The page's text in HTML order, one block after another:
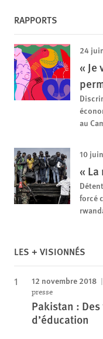
RAPPORTS
24
« Je
au
10
«
forcé
LES + VISIONNÉS
12 novembre 2018
presse
Pakistan :
d’éducation